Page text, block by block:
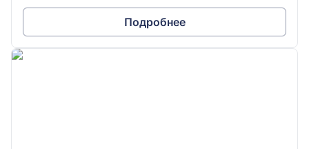
Подробнее